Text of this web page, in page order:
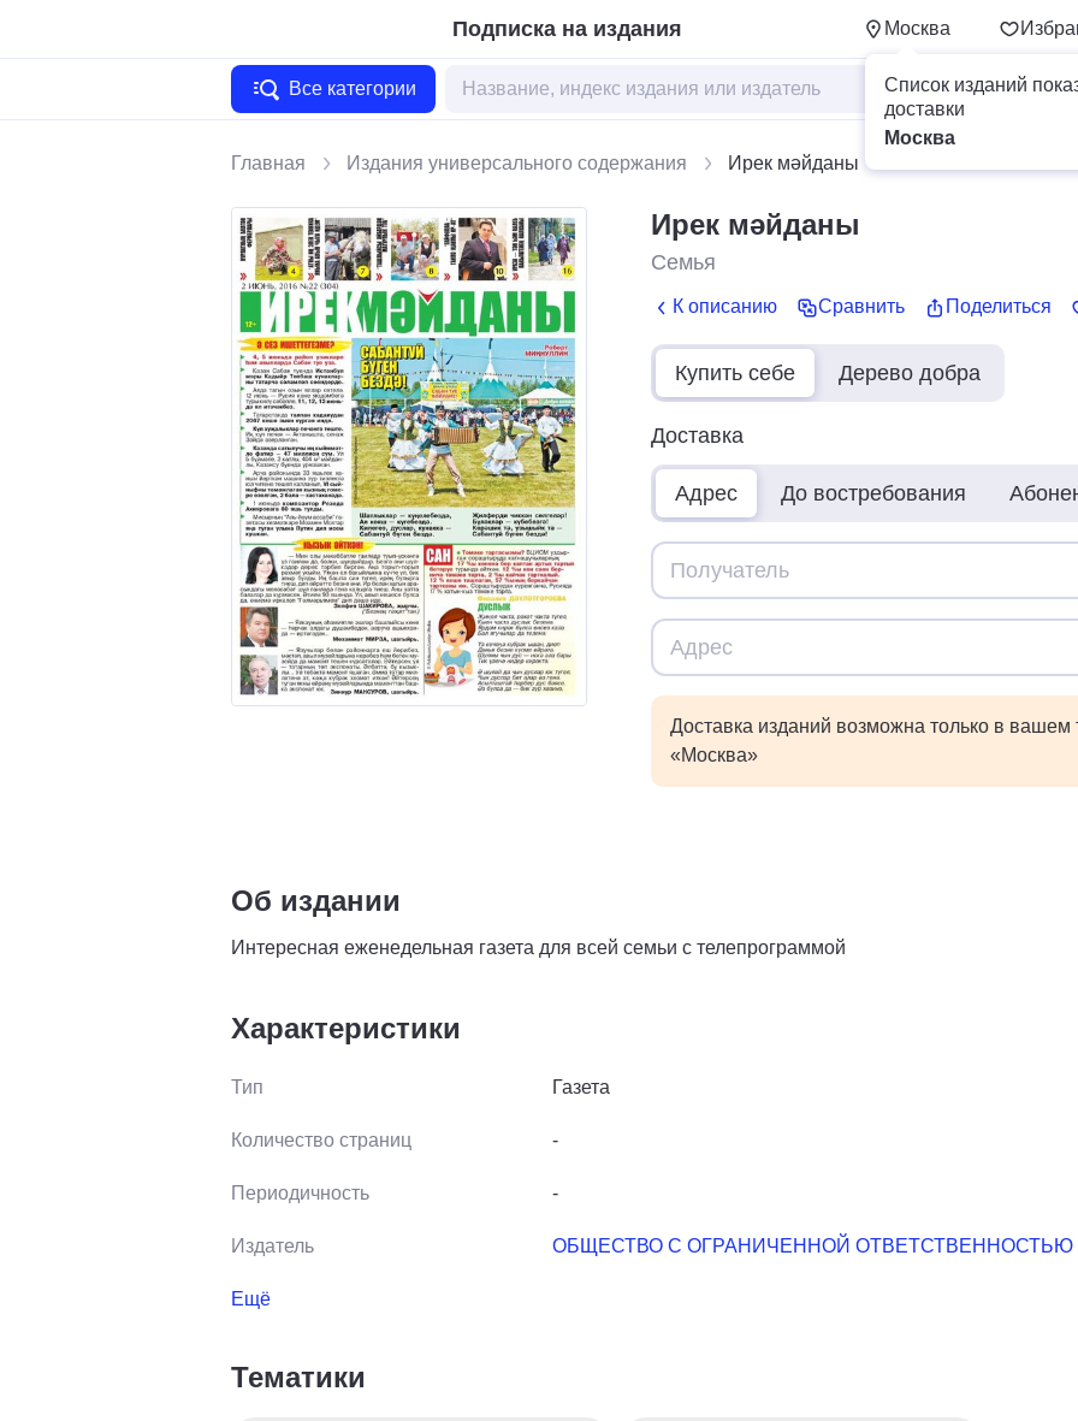
Подписка на издания Москва
Список изданий
доставки
Москва
Все категории
Главная Издания универсального содержания Ирек мәйданы
Ирек мәйданы
Семья
К описанию Сравнить Поделиться
Купить себе Дерево добра
Доставка
Адрес До востребования
Доставка изданий возможна только в вашем
«Москва»
Об издании
Интересная еженедельная газета для всей семьи с телепрограммой
Характеристики
Тип Газета
Количество страниц -
Периодичность -
Издатель ОБЩЕСТВО С ОГРАНИЧЕННОЙ ОТВЕТСТВЕННОСТЬЮ
Ещё
Тематики